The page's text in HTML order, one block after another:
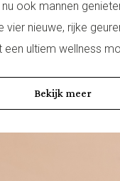
nu ook mannen
vier nieuwe, rijke
een ultiem wellness
Bekijk meer